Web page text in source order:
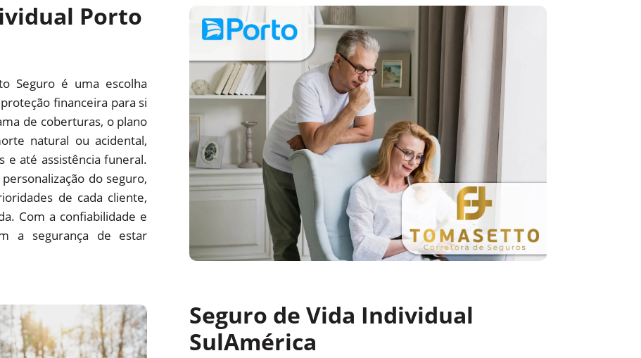
Porto
Seguro é uma escolha
financeira para si
de coberturas, o plano
natural ou acidental,
e até assistência funeral.
do seguro,
de cada cliente,
Com a confiabilidade e
a segurança de estar
Seguro de Vida Individual
SulAmérica